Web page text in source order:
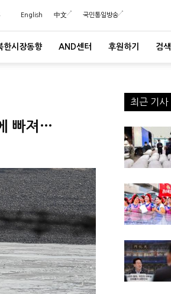
English 中文 국민통일방송
한시장동향 AND센터 후원하기 검색
빠져…
최근 기사